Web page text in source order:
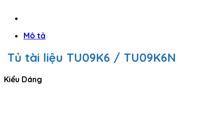
Mô tả
Tủ tài liệu TU09K6 / TU09K6N
Kiểu Dáng